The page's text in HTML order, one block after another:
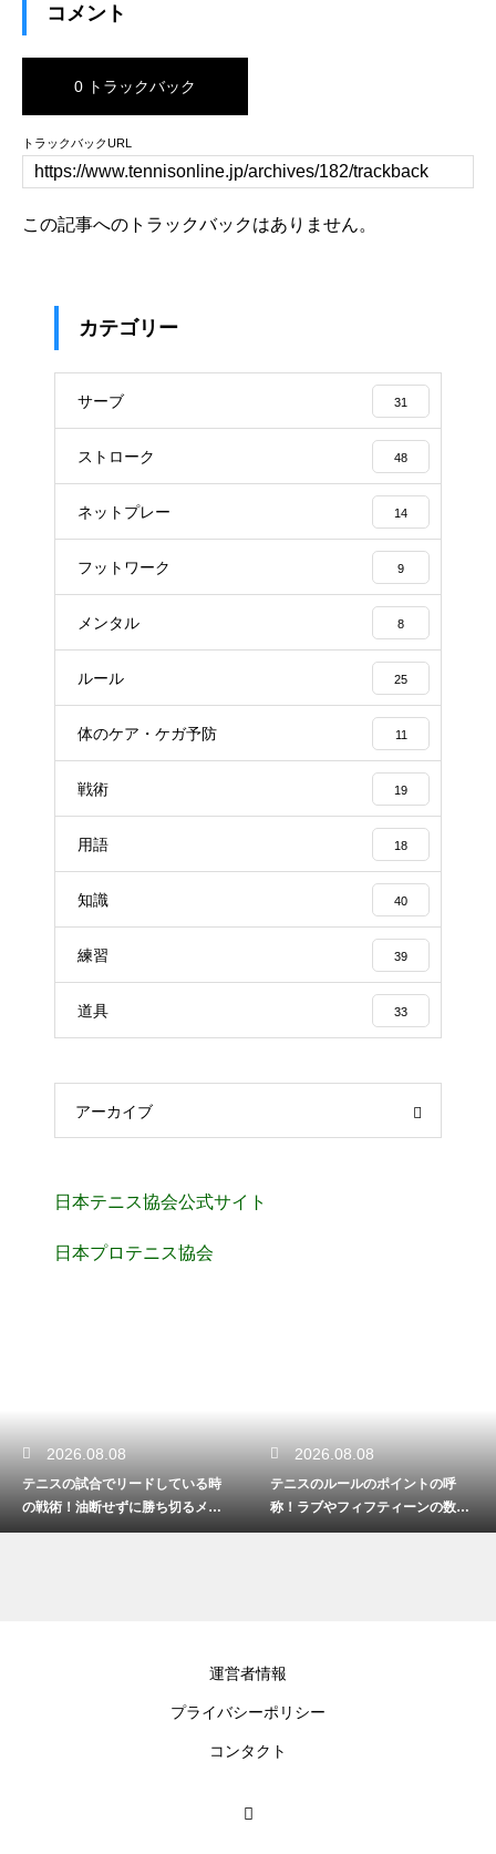
コメント
0 トラックバック
トラックバックURL
この記事へのトラックバックはありません。
カテゴリー
サーブ 31
ストローク 48
ネットプレー 14
フットワーク 9
メンタル 8
ルール 25
体のケア・ケガ予防 11
戦術 19
用語 18
知識 40
練習 39
道具 33
アーカイブ
日本テニス協会公式サイト
日本プロテニス協会
2026.08.08
テニスの試合でリードしている時
の戦術！油断せずに勝ち切るメン
タル
2026.08.08
テニスのルールのポイントの呼
称！ラブやフィフティーンの数え
方と由来
運営者情報
プライバシーポリシー
コンタクト